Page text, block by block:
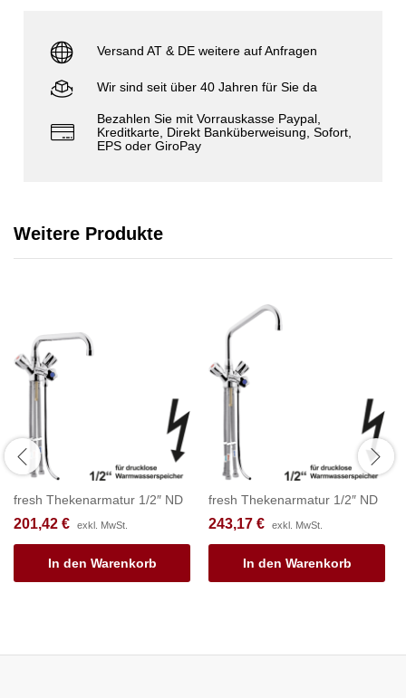
Versand AT & DE weitere auf Anfragen
Wir sind seit über 40 Jahren für Sie da
Bezahlen Sie mit Vorrauskasse Paypal,
Kreditkarte, Direkt Banküberweisung, Sofort,
EPS oder GiroPay
Weitere Produkte
fresh Thekenarmatur 1/2″ ND
201,42 € exkl. MwSt.
In den Warenkorb
fresh Thekenarmatur 1/2″ ND
243,17 € exkl. MwSt.
In den Warenkorb